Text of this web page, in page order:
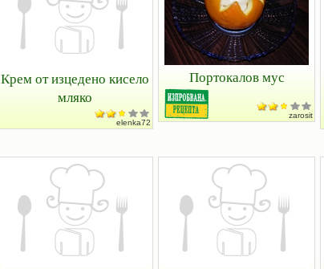
Крем от изцедено кисело
мляко
elenka72
Портокалов мус
zarosit